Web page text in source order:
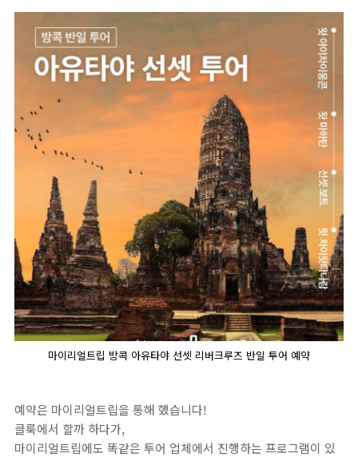
마이리얼트립 방콕 아유타야 선셋 리버크루즈 반일 투어 예약
예약은 마이리얼트립을 통해 했습니다!
클룩에서 할까 하다가,
마이리얼트립에도 똑같은 투어 업체에서 진행하는 프로그램이 있